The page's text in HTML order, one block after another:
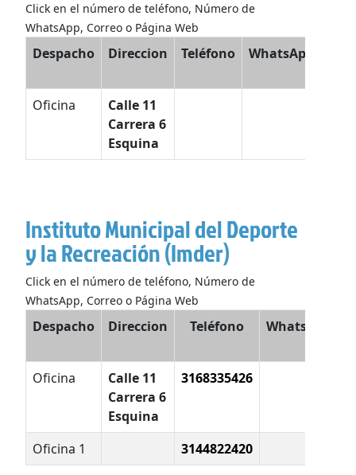
Click en el número de teléfono, Número de
WhatsApp, Correo o Página Web
Despacho Direccion Teléfono WhatsApp
Oficina
Calle 11
Carrera 6
Esquina
Instituto Municipal del Deporte
y la Recreación (Imder)
Click en el número de teléfono, Número de
WhatsApp, Correo o Página Web
Despacho Direccion Teléfono
WhatsApp
Oficina
Calle 11
Carrera 6
Esquina
3168335426
Oficina 1 3144822420